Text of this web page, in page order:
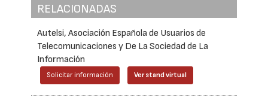
RELACIONADAS
Autelsi, Asociación Española de Usuarios de
Telecomunicaciones y De La Sociedad de La
Información
Solicitar información Ver stand virtual